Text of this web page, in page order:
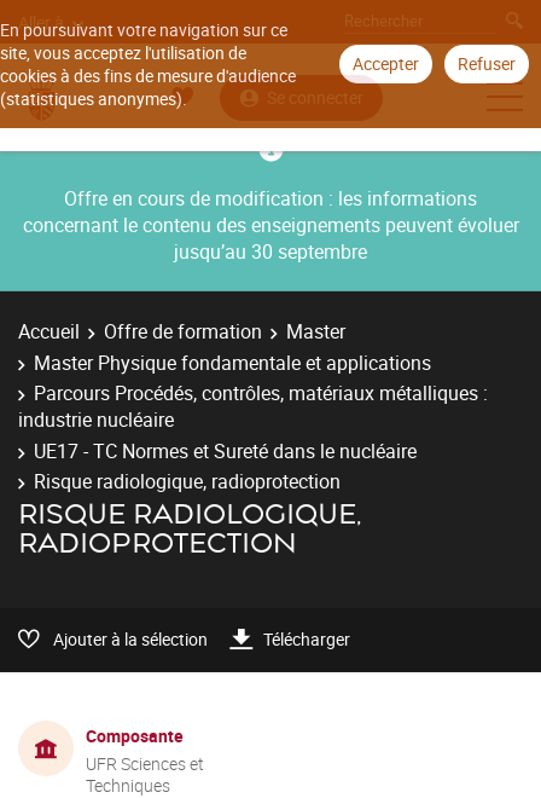
En poursuivant votre navigation sur ce
site, vous acceptez l'utilisation de
cookies à des fins de mesure d'audience
(statistiques anonymes).
Accepter Refuser
Aller à
Se connecter
Offre en cours de modification : les informations
concernant le contenu des enseignements peuvent évoluer
jusqu’au 30 septembre
Accueil Offre de formation
Master
Master Physique fondamentale et applications
Parcours Procédés, contrôles, matériaux métalliques :
industrie nucléaire
UE17 - TC Normes et Sureté dans le nucléaire
Risque radiologique, radioprotection
RISQUE RADIOLOGIQUE,
RADIOPROTECTION
Ajouter à la sélection Télécharger
Composante
UFR Sciences et
Techniques